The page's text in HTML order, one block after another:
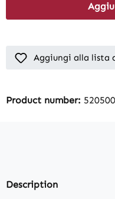
Aggiungi alla lista
Product number:
Description